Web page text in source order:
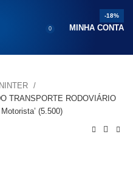
0 MINHA CONTA
TRANSPORTE RODOVIÁRIO
(5.500)
-18%